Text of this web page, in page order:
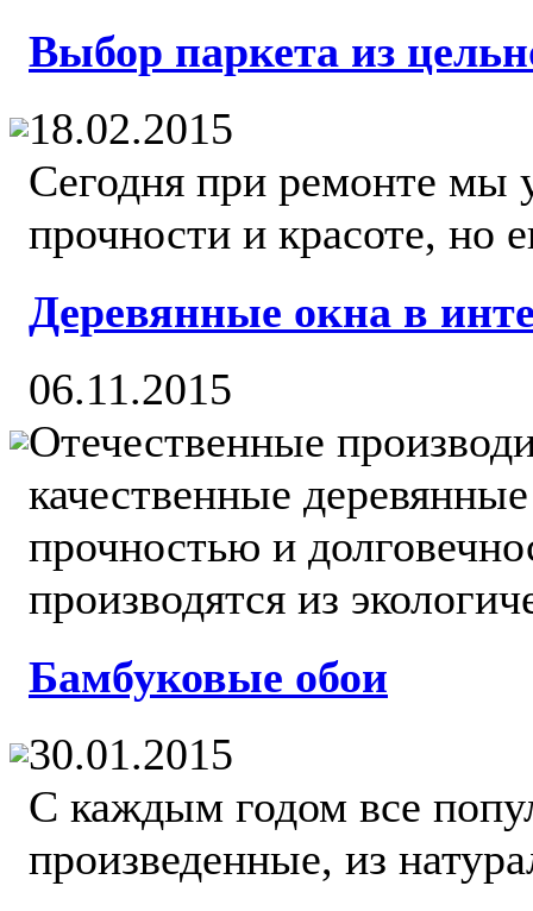
Выбор паркета из
18.02.2015
Сегодня при ремонте мы
прочности и красоте, но
Деревянные окна в
06.11.2015
Отечественные
качественные
прочностью и
производятся из
Бамбуковые обои
30.01.2015
С каждым годом все
произведенные, из